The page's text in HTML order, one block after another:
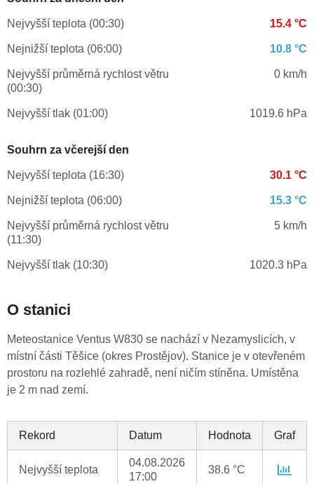
Nejvyšší teplota (00:30) 15.4 °C
Nejnižší teplota (06:00) 10.8 °C
Nejvyšší průměrná rychlost větru
(00:30)
0 km/h
Nejvyšší tlak (01:00) 1019.6 hPa
Souhrn za včerejší den
Nejvyšší teplota (16:30) 30.1 °C
Nejnižší teplota (06:00) 15.3 °C
Nejvyšší průměrná rychlost větru
(11:30)
5 km/h
Nejvyšší tlak (10:30) 1020.3 hPa
O stanici
Meteostanice Ventus W830 se nachází v Nezamyslicích, v
místní části Těšice (okres Prostějov). Stanice je v otevřeném
prostoru na rozlehlé zahradě, není ničím stíněna. Umístěna
je 2 m nad zemí.
Rekord Datum Hodnota Graf
Nejvyšší teplota
04.08.2026
17:00
38.6 °C